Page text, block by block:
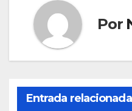
Por
Entrada relacionada